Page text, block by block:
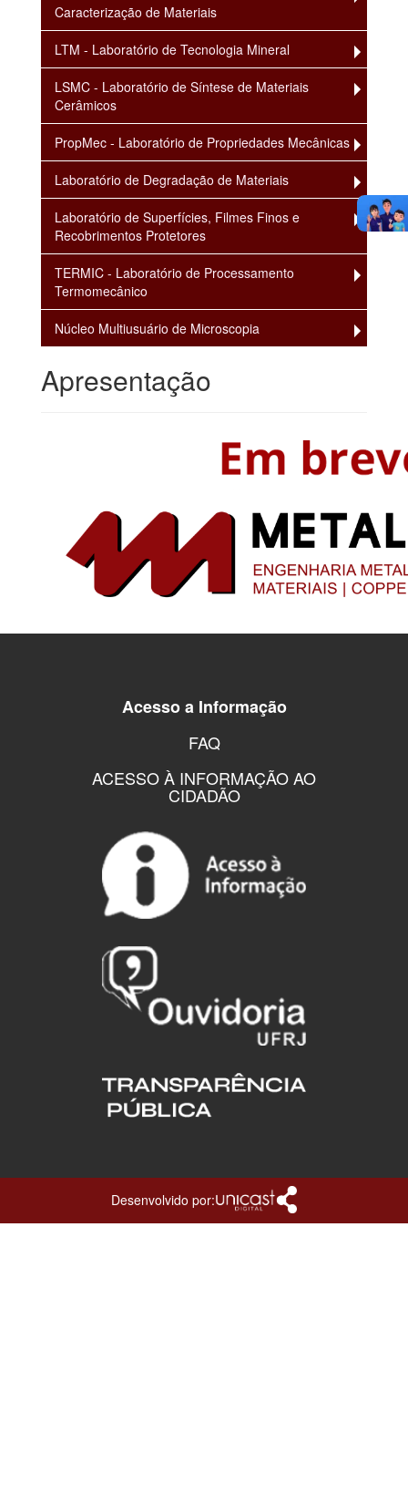
Caracterização de Materiais
LTM - Laboratório de Tecnologia Mineral
LSMC - Laboratório de Síntese de Materiais
Cerâmicos
PropMec - Laboratório de Propriedades Mecânicas
Laboratório de Degradação de Materiais
Laboratório de Superfícies, Filmes Finos e
Recobrimentos Protetores
TERMIC - Laboratório de Processamento
Termomecânico
Núcleo Multiusuário de Microscopia
Apresentação
Acesso a Informação
FAQ
ACESSO À INFORMAÇÃO AO
CIDADÃO
Desenvolvido por: